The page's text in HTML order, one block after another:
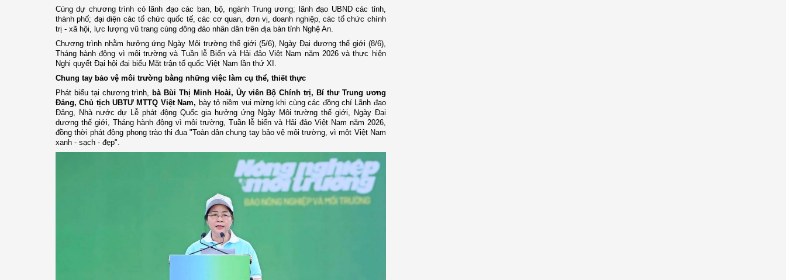
Cùng dự chương trình có lãnh đạo các ban, bộ, ngành Trung ương; lãnh đạo UBND các tỉnh,
thành phố; đại diện các tổ chức quốc tế, các cơ quan, đơn vị, doanh nghiệp, các tổ chức chính
trị - xã hội, lực lượng vũ trang cùng đông đảo nhân dân trên địa bàn tỉnh Nghệ An.
Chương trình nhằm hưởng ứng Ngày Môi trường thế giới (5/6), Ngày Đại dương thế giới (8/6),
Tháng hành động vì môi trường và Tuần lễ Biển và Hải đảo Việt Nam năm 2026 và thực hiện
Nghị quyết Đại hội đại biểu Mặt trận tổ quốc Việt Nam lần thứ XI.
Chung tay bảo vệ môi trường bằng những việc làm cụ thể, thiết thực
Phát biểu tại chương trình, bà Bùi Thị Minh Hoài, Ủy viên Bộ Chính trị, Bí thư Trung ương
Đảng, Chủ tịch UBTƯ MTTQ Việt Nam, bày tỏ niềm vui mừng khi cùng các đồng chí Lãnh đạo
Đảng, Nhà nước dự Lễ phát động Quốc gia hưởng ứng Ngày Môi trường thế giới, Ngày Đại
dương thế giới, Tháng hành động vì môi trường, Tuần lễ biển và Hải đảo Việt Nam năm 2026,
đồng thời phát động phong trào thi đua "Toàn dân chung tay bảo vệ môi trường, vì một Việt Nam
xanh - sạch - đẹp".